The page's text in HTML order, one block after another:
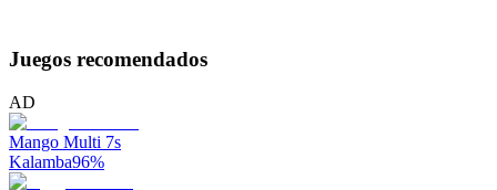
Juegos recomendados
AD
Mango Multi 7s
Kalamba96%